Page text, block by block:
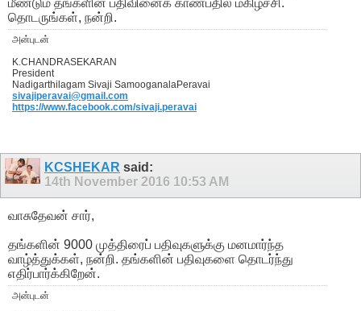
தொடருங்கள், நன்றி.
அன்புடன்
K.CHANDRASEKARAN
President
Nadigarthilagam Sivaji SamooganalaPeravai
sivajiperavai@gmail.com
https://www.facebook.com/sivaji.peravai
KCSHEKAR said:
14th November 2016 10:53 AM
வாசுதேவன் சார்,
தங்களின் 9000 முத்திரைப் பதிவுகளுக்கு மனமார்ந்த
வாழ்த்துக்கள், நன்றி. தங்களின் பதிவுகளை தொடர்ந்து
எதிர்பார்க்கிறேன்.
அன்புடன்